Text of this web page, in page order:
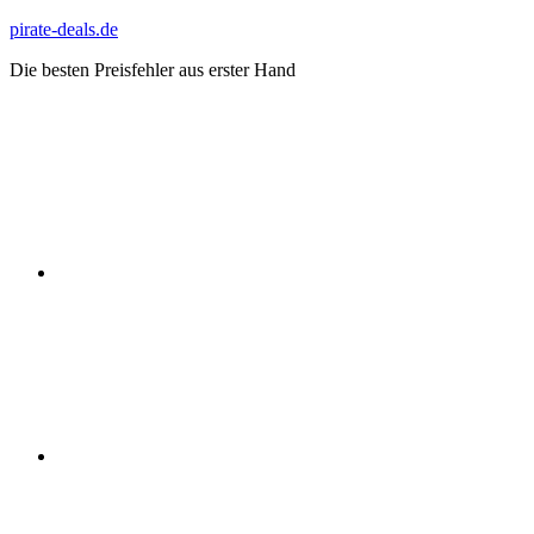
Zum
springen
pirate-deals.de
Die besten Preisfehler aus erster Hand